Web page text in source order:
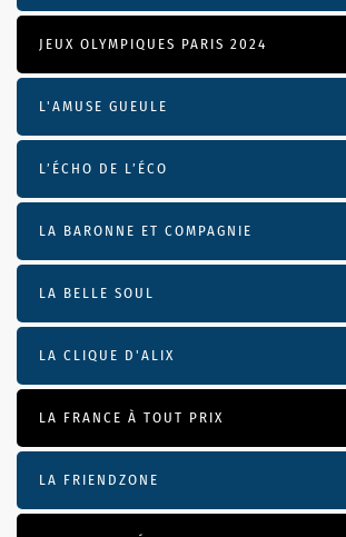
JEUX OLYMPIQUES PARIS 2024
L'AMUSE GUEULE
L’ÉCHO DE L’ÉCO
LA BARONNE ET COMPAGNIE
LA BELLE SOUL
LA CLIQUE D'ALIX
LA FRANCE À TOUT PRIX
LA FRIENDZONE